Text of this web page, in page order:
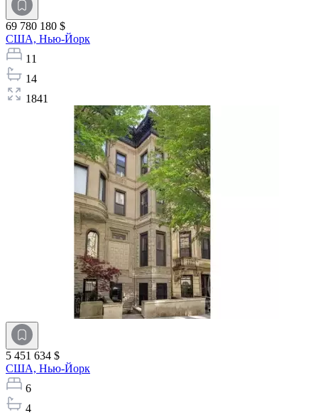
69 780 180 $
США, Нью-Йорк
11
14
1841
5 451 634 $
США, Нью-Йорк
6
4